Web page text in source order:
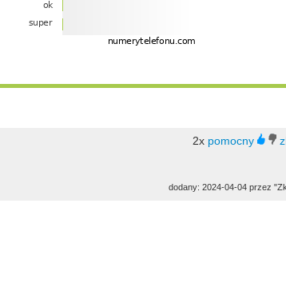
2x
dodany: 2024-04-04 przez